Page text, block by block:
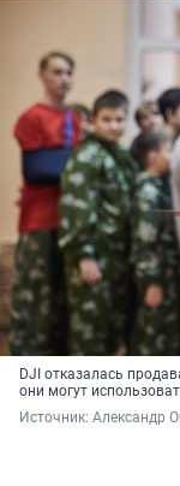
DJI отказалась
они могут
Источник: Александр